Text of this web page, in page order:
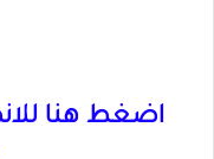
اضغط هنا